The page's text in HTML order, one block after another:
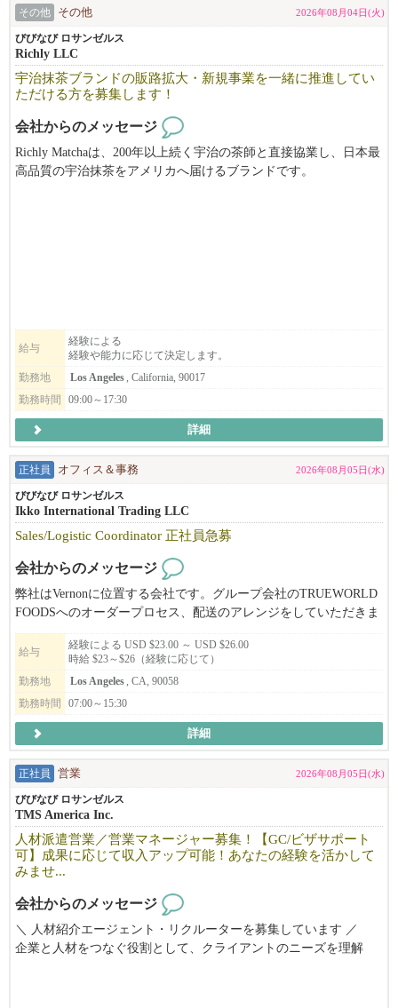
その他 その他 2026年08月04日(火)
びびなび ロサンゼルス
Richly LLC
宇治抹茶ブランドの販路拡大・新規事業を一緒に推進してい
ただける方を募集します！
会社からのメッセージ
Richly Matchaは、200年以上続く宇治の茶師と直接協業し、日本最
高品質の宇治抹茶をアメリカへ届けるブランドです。
売上の一部を日本の伝統産業へ還元し、職人や文化を守る活動に
役立てています。
私たちのミッションは、抹茶を販売することだけではなく、日本
の文化と伝統を大切に守りながら、その価値を次世代へと広げて
いくことです。
決められた仕事をこなすだけではなく、
「どこへ販売すればブランドが広がるか」
「どんな企画をすればお客様が喜ぶか」
「どうすればもっと売上が伸びるか」
そんなことを一緒に考え、実行できる方を歓迎します。
給与
経験による
経験や能力に応じて決定します。
勤務地
Los Angeles, California, 90017
勤務時間
09:00～17:30
詳細
正社員 オフィス＆事務 2026年08月05日(水)
びびなび ロサンゼルス
Ikko International Trading LLC
Sales/Logistic Coordinator 正社員急募
会社からのメッセージ
弊社はVernonに位置する会社です。グループ会社のTRUEWORLD
FOODSへのオーダープロセス、配送のアレンジをしていただきま
す。
未経験者でも大丈夫です。明るくやる気があってCommunication力
のある方を募集します。
給与
経験による USD $23.00 ～ USD $26.00
時給 $23～$26（経験に応じて）
勤務地
Los Angeles, CA, 90058
勤務時間
07:00～15:30
詳細
正社員 営業 2026年08月05日(水)
びびなび ロサンゼルス
TMS America Inc.
人材派遣営業／営業マネージャー募集！【GC/ビザサポート
可】成果に応じて収入アップ可能！あなたの経験を活かして
みませ...
会社からのメッセージ
＼ 人材紹介エージェント・リクルーターを募集しています ／
企業と人材をつなぐ役割として、クライアントのニーズを理解